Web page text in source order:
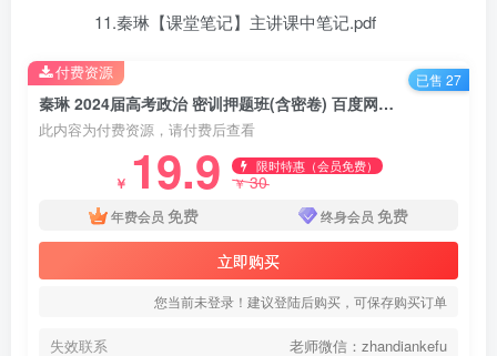
11.秦琳【课堂笔记】主讲课中笔记.pdf
秦琳 2024届高考政治 密训押题班(含密卷) 百度网盘下载
此内容为付费资源，请付费后查看
￥ 19.9 限时特惠（会员免费）
￥30
年费会员 免费 终身会员 免费
立即购买
您当前未登录！建议登陆后购买，可保存购买订单
失效联系
老师微信：zhandiankefu
付费资源 已售 27